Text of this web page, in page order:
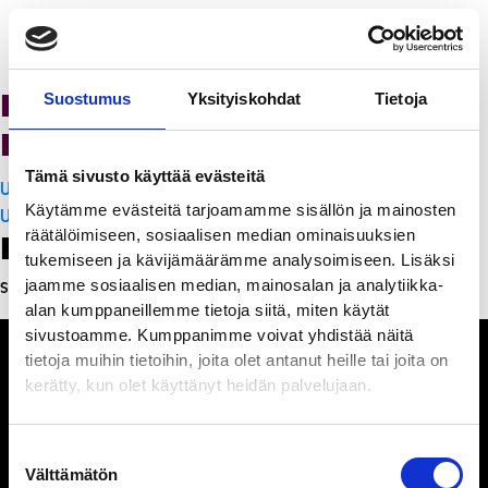
Suostumus Yksityiskohdat Tietoja
Tämä sivusto käyttää evästeitä
Käytämme evästeitä tarjoamamme sisällön ja mainosten
räätälöimiseen, sosiaalisen median ominaisuuksien
tukemiseen ja kävijämäärämme analysoimiseen. Lisäksi
jaamme sosiaalisen median, mainosalan ja analytiikka-
alan kumppaneillemme tietoja siitä, miten käytät
sivustoamme. Kumppanimme voivat yhdistää näitä
tietoja muihin tietoihin, joita olet antanut heille tai joita on
kerätty, kun olet käyttänyt heidän palvelujaan.
valinta
Välttämätön
K-Citymarket Pori
Puuvilla
Artikkelien
selaus
Ultra Action Park
Ultra Action Park
Leave a Reply
Sinun täytyykirjautua sisäänkommentoidaksesi.
ihmeteltävää